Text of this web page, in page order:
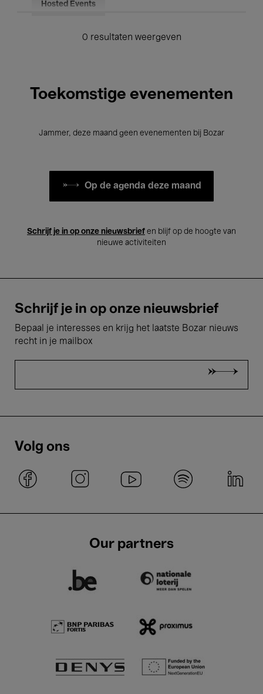
Hosted Events
0 resultaten weergeven
Toekomstige evenementen
Jammer, deze maand geen evenementen bij Bozar
Op de agenda deze maand
Schrijf je in op onze nieuwsbrief en blijf op de hoogte van
nieuwe activiteiten
Schrijf je in op onze nieuwsbrief
Bepaal je interesses en krijg het laatste Bozar nieuws
recht in je mailbox
Volg ons
Our partners